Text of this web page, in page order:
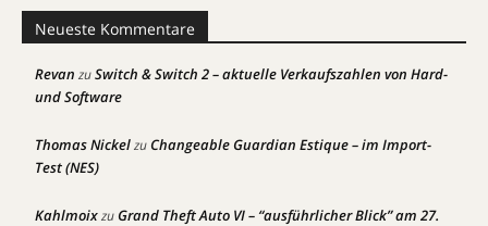
Neueste Kommentare
Revan zuSwitch & Switch 2 – aktuelle Verkaufszahlen von Hard-
und Software
Thomas NickelzuChangeable Guardian Estique – im Import-
Test (NES)
KahlmoixzuGrand Theft Auto VI – “ausführlicher Blick” am 27.